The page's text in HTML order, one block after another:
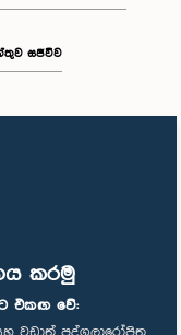
කරමු
එකඟ වේ:
සජීවීව